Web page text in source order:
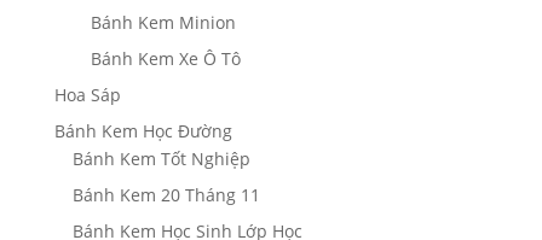
Bánh Kem Minion
Bánh Kem Xe Ô Tô
Hoa Sáp
Bánh Kem Học Đường
Bánh Kem Tốt Nghiệp
Bánh Kem 20 Tháng 11
Bánh Kem Học Sinh Lớp Học